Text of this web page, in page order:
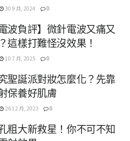
30 9 月, 2024 0
波負評】微針電波又痛又
這樣打難怪沒效果！
10 7 月, 2025 0
聖誕派對妝怎麼化？先靠
保養好肌膚
26 12 月, 2023 0
粗大新救星！你不可不知